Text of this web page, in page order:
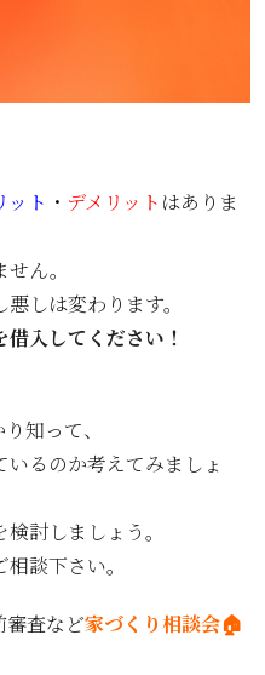
ット ・ デメリット はありま
ん。
しは変わります。
入してください！
知って、
るのか考えてみましょ
討しましょう。
談下さい。
査など家づくり相談会🏠